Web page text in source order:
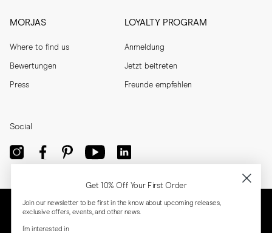
MORJAS
Where to find us
Bewertungen
Press
LOYALTY PROGRAM
Anmeldung
Jetzt beitreten
Freunde empfehlen
Social
Get 10% Off Your First Order
Join our newsletter to be first in the know about upcoming releases,
exclusive offers, events, and other news.
I'm interested in